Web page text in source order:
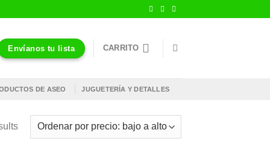
Envíanos tu lista CARRITO
DE ASEO JUGUETERÍA Y DETALLES